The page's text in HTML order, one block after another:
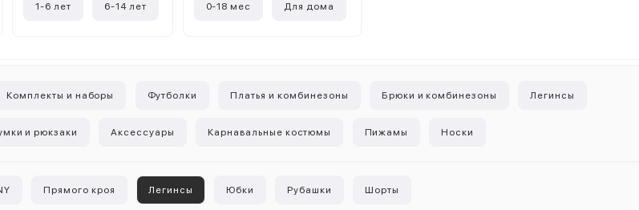
1-6 лет 6-14 лет 0-18 мес Для дома
Комплекты и наборы Футболки Платья и комбинезоны Брюки и комбинезоны Легинсы
и рюкзаки Аксессуары Карнавальные костюмы Пижамы Носки
Прямого кроя Легинсы Юбки Рубашки Шорты